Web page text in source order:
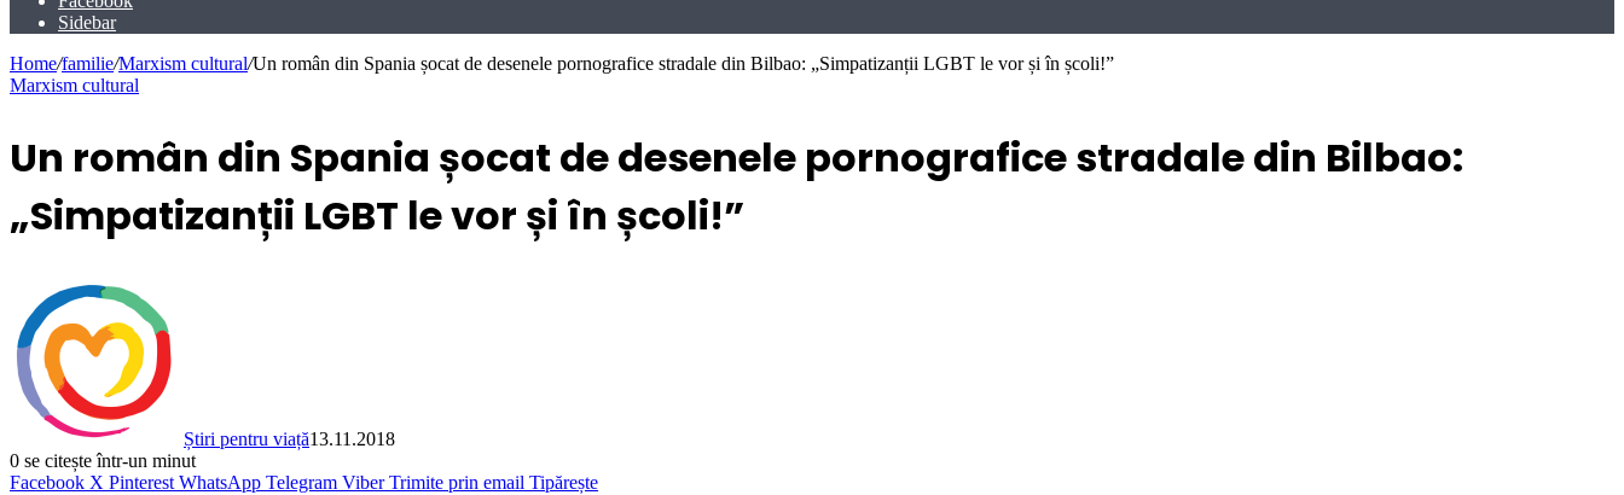
Sidebar
Home/familie/Marxism cultural/Un român din Spania șocat de desenele pornografice stradale din Bilbao: „Simpatizanții LGBT le vor și în școli!”
Marxism cultural
Un român din Spania șocat de desenele pornografice stradale din Bilbao:
„Simpatizanții LGBT le vor și în școli!”
Știri pentru viață13.11.2018
0 se citește într-un minut
Facebook X Pinterest WhatsApp Telegram Viber Trimite prin email Tipărește